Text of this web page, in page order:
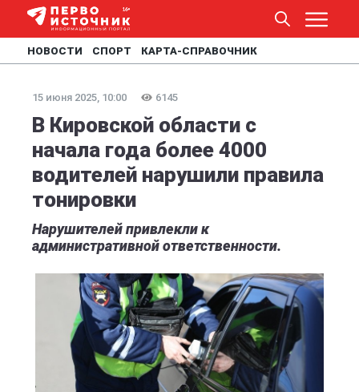
НОВОСТИ СПОРТ КАРТА-СПРАВОЧНИК
15 июня 2025, 10:00 6145
В Кировской области с
начала года более 4000
водителей нарушили правила
тонировки
Нарушителей привлекли к
административной ответственности.